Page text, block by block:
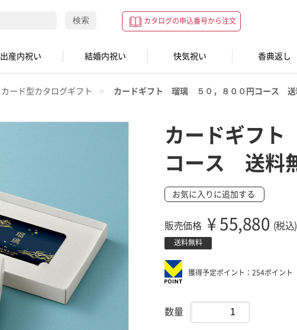
カタログの申込番号から注文
検索
出産内祝い 結婚内祝い 快気祝い 香典返し
カード型カタログギフト カードギフト 瑠璃 ５０，８００円コース 送
カードギフ
コース 送料
お気に入りに追加する
販売価格 ¥ 55,880 (税込)
送料無料
獲得予定ポイント：254ポイント
数量